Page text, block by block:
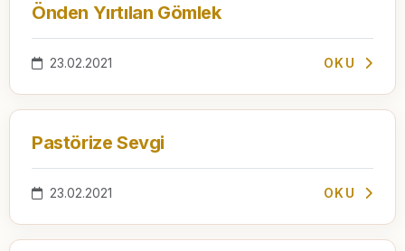
Önden Yırtılan Gömlek
23.02.2021 OKU
Pastörize Sevgi
23.02.2021 OKU